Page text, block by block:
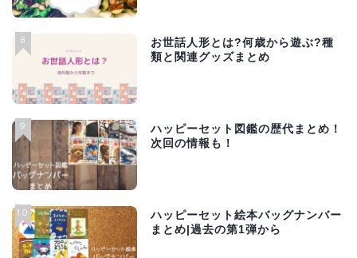
8
お世話人形とは?何歳から遊ぶ?種
類と関連グッズまとめ
9
ハッピーセット図鑑の歴代まとめ！
次回の情報も！
10
ハッピーセット絵本バッグナンバー
まとめ|過去の第1弾から